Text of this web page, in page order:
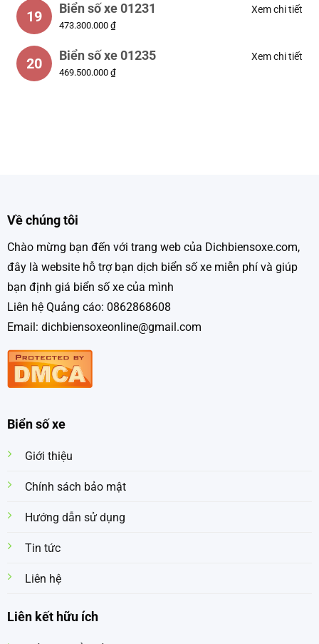
19 Biển số xe 01231
473.300.000 ₫
Xem chi tiết
20 Biển số xe 01235
469.500.000 ₫
Xem chi tiết
Về chúng tôi
Chào mừng bạn đến với trang web của Dichbiensoxe.com,
đây là website hỗ trợ bạn dịch biển số xe miễn phí và giúp
bạn định giá biển số xe của mình
Liên hệ Quảng cáo: 0862868608
Email: dichbiensoxeonline@gmail.com
Biển số xe
Giới thiệu
Chính sách bảo mật
Hướng dẫn sử dụng
Tin tức
Liên hệ
Liên kết hữu ích